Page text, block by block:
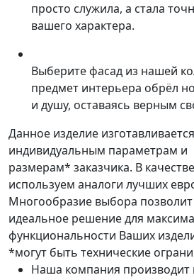
просто служила, а стала
вашего характера.
Выберите фасад из нашей
предмет интерьера обрёл
и душу, оставаясь верным
Данное изделие
индивидуальным параметрам и
размерам* заказчика. В
используем аналоги лучших
Многообразие выбора
идеальное решение для
функциональности Ваших
*могут быть технические
Наша компания производит